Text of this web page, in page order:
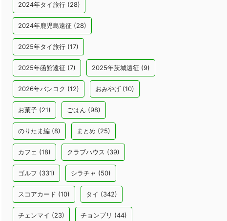
2024年タイ旅行 (28)
2024年鹿児島遠征 (28)
2025年タイ旅行 (17)
2025年函館遠征 (7) 2025年茨城遠征 (9)
2026年バンコク (12) おみやげ (10)
お菓子 (21) ごはん (98)
のりたま編 (8) まとめ (25)
カフェ (18) クラブハウス (39)
ゴルフ (331) シラチャ (50)
スコアカード (10) タイ (342)
チェンマイ (23) チョンブリ (44)